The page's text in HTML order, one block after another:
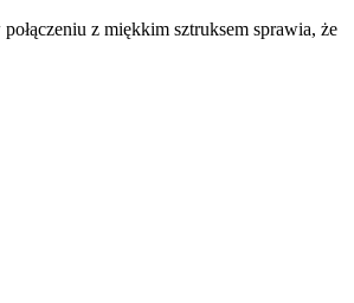
połączeniu z miękkim sztruksem sprawia, że